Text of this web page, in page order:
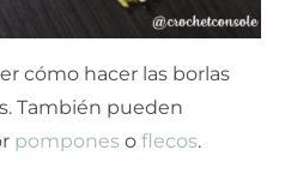
cómo hacer las borlas
También pueden
pompones o flecos.